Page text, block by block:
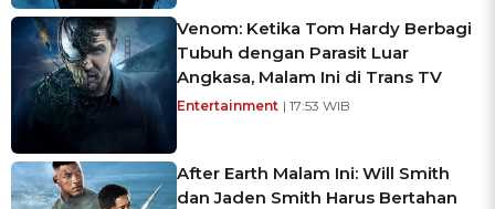
Venom: Ketika Tom Hardy Berbagi
Tubuh dengan Parasit Luar
Angkasa, Malam Ini di Trans TV
Entertainment | 17:53 WIB
After Earth Malam Ini: Will Smith
dan Jaden Smith Harus Bertahan